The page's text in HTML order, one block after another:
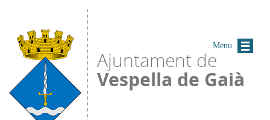
Ajuntament de
Vespella de Gaià
Menu